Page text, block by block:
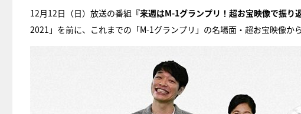
12月12日（日）放送の番組 『来週はM-1グランプリ！超お宝映像で振り
2021」を前に、これまでの「M-1グランプリ」の名場面・超お宝映像か